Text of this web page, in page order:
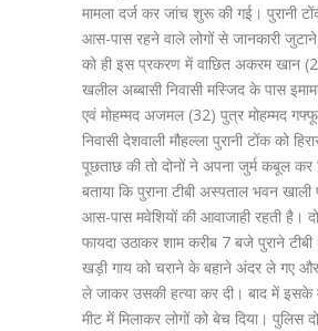
मामला दर्ज कर जांच शुरू की गई। पुरानी
आस-पास रहने वाले लोगों से जानकारी
को ही इस प्रकरण में वाछित अकरम खान
खलील अब्बासी निवासी मस्जिद के पास
एवं मोहम्मद अजमल (32) पुत्र मोहम्मद
निवासी देशवाली मौहल्ला पुरानी टोंक को
पूछताछ की तो दोनों ने अपना जुर्म कबूल कर
बताया कि पुराना टीबी अस्पताल भवन
आस-पास मवेशियों की आवाजाही रहती है।
फायदा उठाकर शाम करीब 7 बजे पुराने
खड़ी गाय को चराने के बहाने अंदर ले गए
ले जाकर उसकी हत्या कर दी। बाद में इसके
मीट में मिलाकर लोगों को बेच दिया। पुलिस